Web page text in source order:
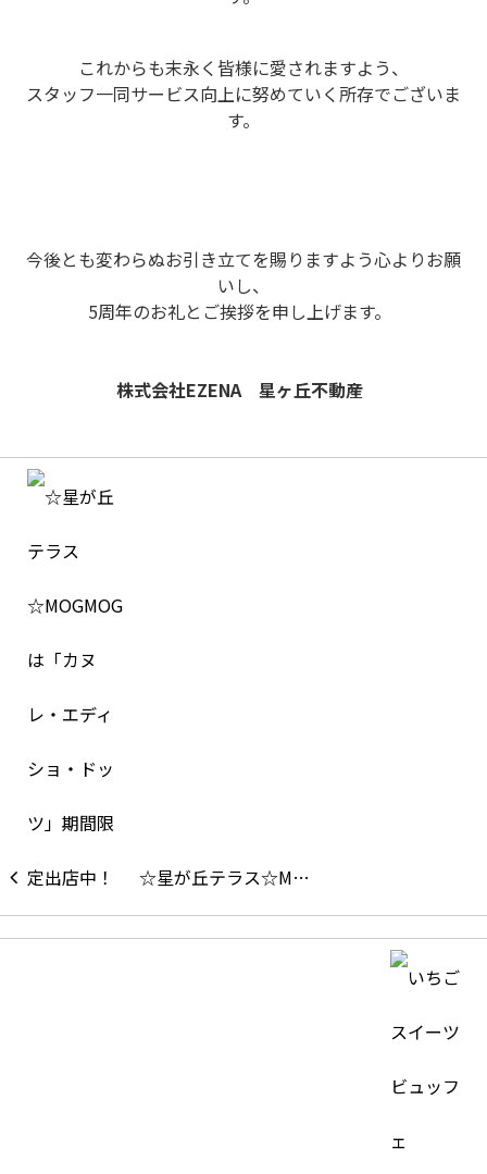
これからも末永く皆様に愛されますよう、
スタッフ一同サービス向上に努めていく所存でございま
す。
今後とも変わらぬお引き立てを賜りますよう心よりお願
いし、
5周年のお礼とご挨拶を申し上げます。
株式会社EZENA 星ヶ丘不動産
☆星が丘テラス☆M…